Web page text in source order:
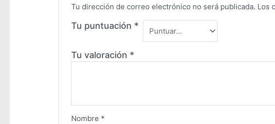
Tu dirección de correo electrónico no será publicada. Los
Tu puntuación *
Tu valoración *
Nombre *